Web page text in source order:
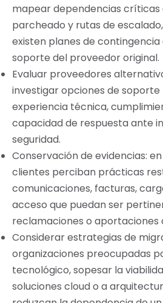
mapear dependencias críticas
parcheado y rutas de
existen planes de
soporte del proveedor original.
Evaluar proveedores
investigar opciones de
experiencia técnica,
capacidad de respuesta ante
seguridad.
Conservación de evidencias:
clientes perciban prácticas
comunicaciones, facturas,
acceso que puedan ser
reclamaciones o aportaciones
Considerar estrategias de
organizaciones preocupadas
tecnológico, sopesar la
soluciones cloud o a